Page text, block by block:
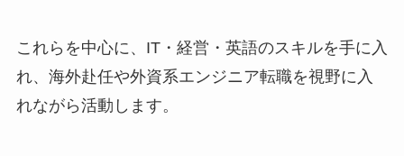
これらを中心に、IT・経営・英語のスキルを手に入
れ、海外赴任や外資系エンジニア転職を視野に入
れながら活動します。